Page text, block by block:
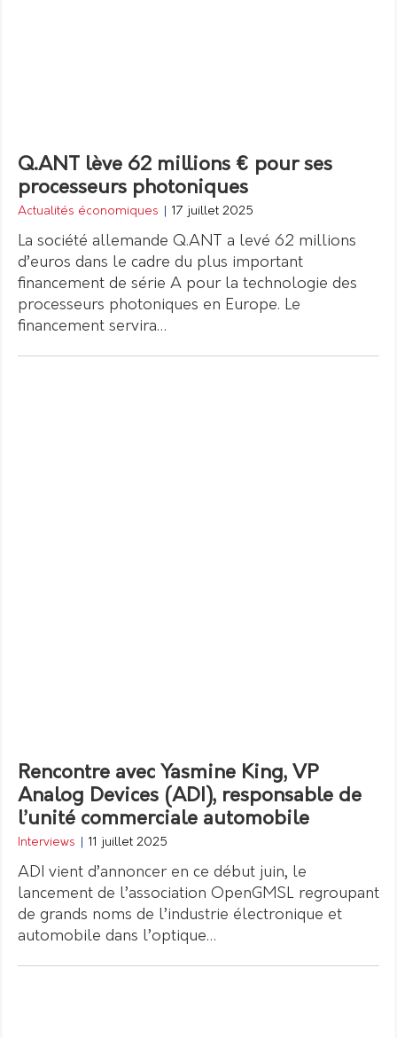
Q.ANT lève 62 millions € pour ses
processeurs photoniques
Actualités économiques 17 juillet 2025
La société allemande Q.ANT a levé 62 millions
d’euros dans le cadre du plus important
financement de série A pour la technologie des
processeurs photoniques en Europe. Le
financement servira…
Rencontre avec Yasmine King, VP
Analog Devices (ADI), responsable de
l’unité commerciale automobile
Interviews 11 juillet 2025
ADI vient d’annoncer en ce début juin, le
lancement de l’association OpenGMSL regroupant
de grands noms de l’industrie électronique et
automobile dans l’optique…